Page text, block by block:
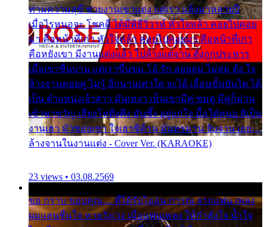
ท่ามความสุขี ช่วยงานเขาแต่ง แต่เรา แล้งมาหลายปี
เมื่อไรหนอจะ โชคดี ได้มีพิธีวิวาห์ หัวใจหล้า คอยไปคอย
มา คือหน้าที่เก่า หัวใจหล้า คอยไปคอยมา คือหน้าที่เก่า
คือหยังเขา มีงานแต่งแล้ว ไปล้างแต่จาน ดั่งถูกประหาร
เมื่อเขาชื่นบาน แต่เราขื่นขม โอ้ รัก ลอยลม ไม่สม ดัง ใจ
ล้างจานคอยคู่ ไม่รู้ อีกนานเท่าใด จะได้ เลื่อนขั้นบันได ได้
เป็น ตำแหน่งเจ้าสาว มันเหงา เห็นเขามีคู่ ซมดู มีคู่ก็ม่วน
เข้าพาขวัญ เสียงโห่ตึงตึง มันซึ้ง อยู่แก่ใจ มื้อใด๋หนอ สิเป็น
งานเฮา มัวซอยเขา ใจเฮาซิด้าน มันทรมาน จับจาน เอย…
ล้างจานในงานแต่ง - Cover Ver. (KARAOKE)
23 views • 03.08.2569
ขอ กราบ ขอบคุณ.... ที่ได้รับไออุ่น การุณ จากแฟน เพลง
ผมแสนชื่นใจ หายวังเวง เมื่อแฟนเพลง ให้กำลังใจ น้ำใจ